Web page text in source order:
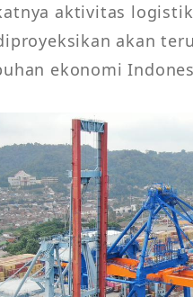
aktivitas
akan
ekonomi